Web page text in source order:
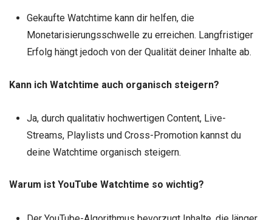
Gekaufte Watchtime kann dir helfen, die
Monetarisierungsschwelle zu erreichen. Langfristiger
Erfolg hängt jedoch von der Qualität deiner Inhalte ab.
Kann ich Watchtime auch organisch steigern?
Ja, durch qualitativ hochwertigen Content, Live-
Streams, Playlists und Cross-Promotion kannst du
deine Watchtime organisch steigern.
Warum ist YouTube Watchtime so wichtig?